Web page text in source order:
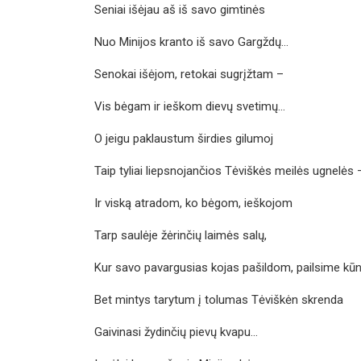
Seniai išėjau aš iš savo gimtinės
Nuo Minijos kranto iš savo Gargždų…
Senokai išėjom, retokai sugrįžtam –
Vis bėgam ir ieškom dievų svetimų…
O jeigu paklaustum širdies gilumoj
Taip tyliai liepsnojančios Tėviškės meilės ugnelės
Ir viską atradom, ko bėgom, ieškojom
Tarp saulėje žėrinčių laimės salų,
Kur savo pavargusias kojas pašildom, pailsime
Bet mintys tarytum į tolumas Tėviškėn skrenda
Gaivinasi žydinčių pievų kvapu…